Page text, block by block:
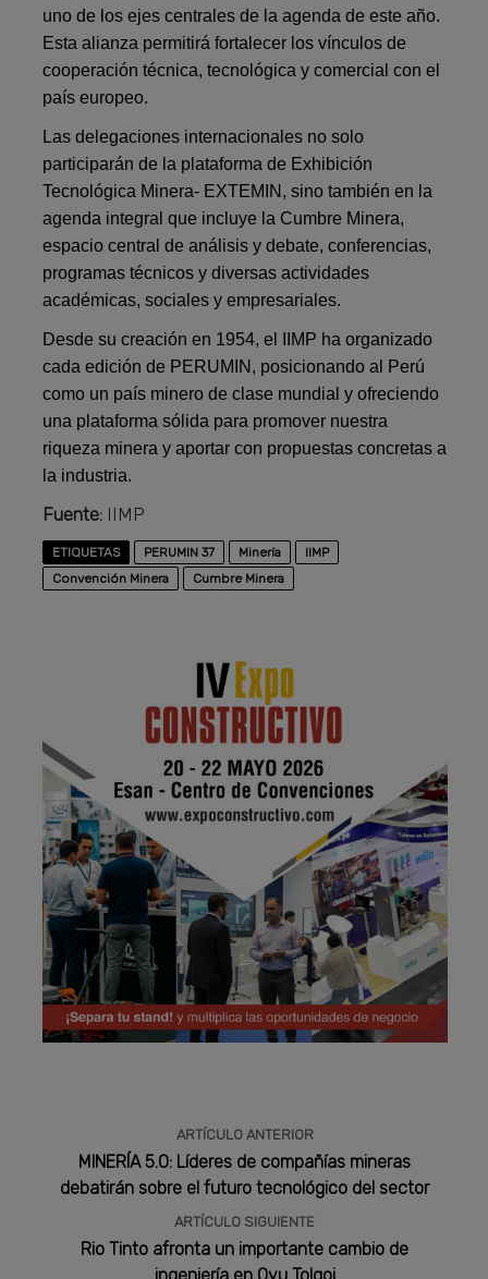
uno de los ejes centrales de la agenda de este año.
Esta alianza permitirá fortalecer los vínculos de
cooperación técnica, tecnológica y comercial con el
país europeo.
Las delegaciones internacionales no solo
participarán de la plataforma de Exhibición
Tecnológica Minera- EXTEMIN, sino también en la
agenda integral que incluye la Cumbre Minera,
espacio central de análisis y debate, conferencias,
programas técnicos y diversas actividades
académicas, sociales y empresariales.
Desde su creación en 1954, el IIMP ha organizado
cada edición de PERUMIN, posicionando al Perú
como un país minero de clase mundial y ofreciendo
una plataforma sólida para promover nuestra
riqueza minera y aportar con propuestas concretas a
la industria.
Fuente: IIMP
ETIQUETAS PERUMIN 37 Minería
IIMP
Convención Minera
Cumbre Minera
ARTÍCULO ANTERIOR
MINERÍA 5.0: Líderes de compañías mineras
debatirán sobre el futuro tecnológico del sector
ARTÍCULO SIGUIENTE
Rio Tinto afronta un importante cambio de